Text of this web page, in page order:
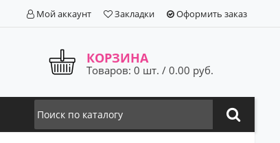
Мой аккаунт Закладки Оформить заказ
КОРЗИНА
Товаров: 0 шт. / 0.00 руб.